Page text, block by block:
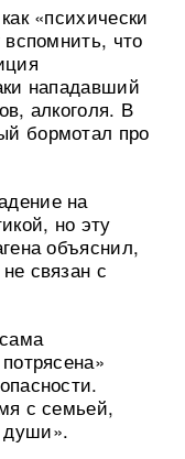
«психически
что
нападавший
алкоголя. В
бормотал про
на
но эту
объяснил,
связан с
с семьей,
души».